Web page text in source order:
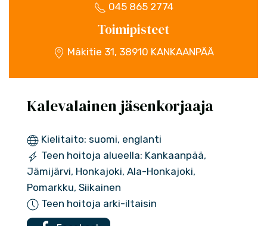
045 865 2774
Toimipisteet
Mäkitie 31, 38910 KANKAANPÄÄ
Kalevalainen jäsenkorjaaja
Kielitaito: suomi, englanti
Teen hoitoja alueella: Kankaanpää,
Jämijärvi, Honkajoki, Ala-Honkajoki,
Pomarkku, Siikainen
Teen hoitoja arki-iltaisin